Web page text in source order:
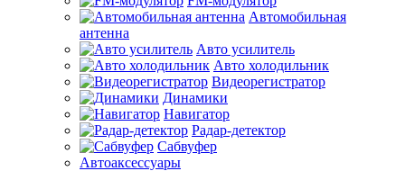
Автомобильная
антенна
Авто усилитель
Авто холодильник
Видеорегистратор
Динамики
Навигатор
Радар-детектор
Сабвуфер
Автоаксессуары